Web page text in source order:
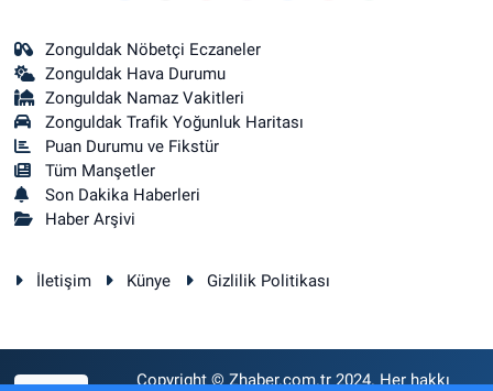
Zonguldak Nöbetçi Eczaneler
Zonguldak Hava Durumu
Zonguldak Namaz Vakitleri
Zonguldak Trafik Yoğunluk Haritası
Puan Durumu ve Fikstür
Tüm Manşetler
Son Dakika Haberleri
Haber Arşivi
İletişim Künye Gizlilik Politikası
Copyright © Zhaber.com.tr 2024. Her hakkı